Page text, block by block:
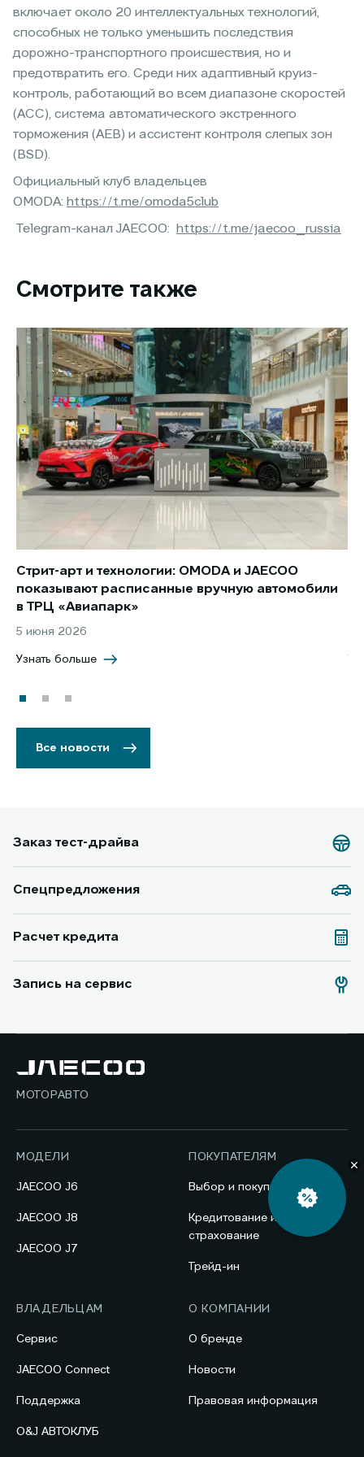
включает около 20 интеллектуальных технологий,
способных не только уменьшить последствия
дорожно-транспортного происшествия, но и
предотвратить его. Среди них адаптивный круиз-
контроль, работающий во всем диапазоне скоростей
(ACC), система автоматического экстренного
торможения (AEB) и ассистент контроля слепых зон
(BSD).
Официальный клуб владельцев
OMODA: https://t.me/omoda5club
Telegram-канал JAECOO: https://t.me/jaecoo_russia
Смотрите также
Стрит-арт и технологии: OMODA и JAECOO
показывают расписанные вручную автомобили
в ТРЦ «Авиапарк»
5 июня 2026
Узнать больше
Все новости
Заказ тест-драйва
Спецпредложения
Расчет кредита
Запись на сервис
МОТОРАВТО
МОДЕЛИ
JAECOO J6
JAECOO J8
JAECOO J7
ПОКУПАТЕЛЯМ
Выбор и покупка
Кредитование и
страхование
Трейд-ин
ВЛАДЕЛЬЦАМ
Сервис
JAECOO Connect
Поддержка
O&J АВТОКЛУБ
О КОМПАНИИ
О бренде
Новости
Правовая информация